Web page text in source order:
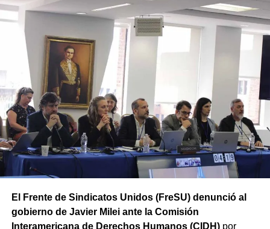
destacar que numerosos senadores y gobernadores ya
habían adelantado su rechazo a esta modificación.
De esta forma, ATE mantiene la movilización prevista
y concentrará a partir de las 12 hs en Av. Rivadavia y
Rodriguez Peña (CABA).Además, las movilizaciones se
replicarán en las principales ciudades de todas las
provincias en el marco de la Jornada Nacional de Lucha
convocada por el sindicato.
El Frente de Sindicatos Unidos (FreSU) denunció al
gobierno de Javier Milei ante la Comisión
Interamericana de Derechos Humanos (CIDH)por